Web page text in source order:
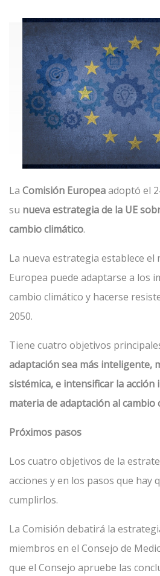
La Comisión Europeaadoptó el
su nueva estrategia de la UE
cambio climático.
La nueva estrategia establece el
Europea puede adaptarse a los
cambio climático y hacerse
2050.
Tiene cuatro objetivos
adaptación sea más inteligente,
sistémica, e intensificar la
materia de adaptación al cambio
Próximos pasos
Los cuatro objetivos de la
acciones y en los pasos que hay
cumplirlos.
La Comisión debatirá la
miembros en el Consejo de
que el Consejo apruebe las